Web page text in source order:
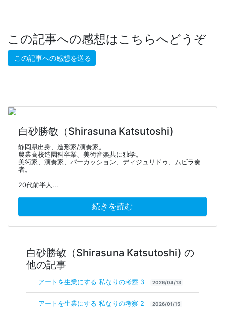
この記事への感想はこちらへどうぞ
この記事への感想を送る
白砂勝敏（Shirasuna Katsutoshi)
静岡県出身、造形家/演奏家。
農業高校造園科卒業、美術音楽共に独学。
美術家、演奏家、パーカッション、ディジュリドゥ、ムビラ奏
者。
20代前半人...
続きを読む
白砂勝敏（Shirasuna Katsutoshi) の
他の記事
アートを生業にする 私なりの考察 3 2026/04/13
アートを生業にする 私なりの考察 2 2026/01/15